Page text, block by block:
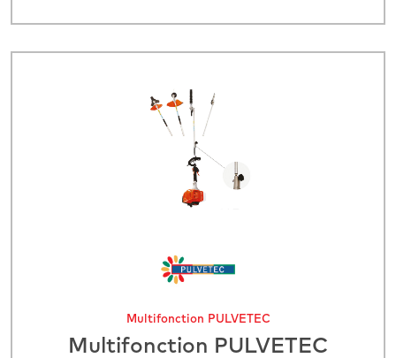
Multifonction PULVETEC
Multifonction PULVETEC